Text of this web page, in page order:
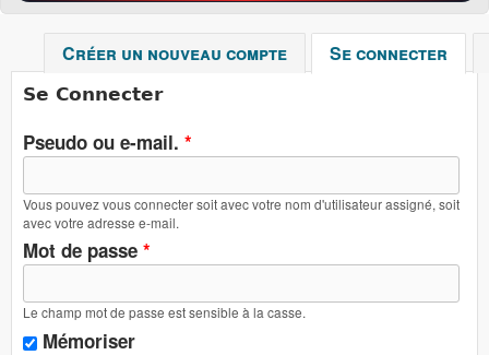
Créer un nouveau compte Se connecter
Se Connecter
Pseudo ou e-mail. *
Vous pouvez vous connecter soit avec votre nom d'utilisateur assigné, soit
avec votre adresse e-mail.
Mot de passe *
Le champ mot de passe est sensible à la casse.
Mémoriser